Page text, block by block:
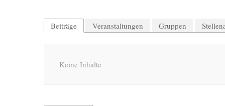
Beiträge Veranstaltungen Gruppen
Keine Inhalte